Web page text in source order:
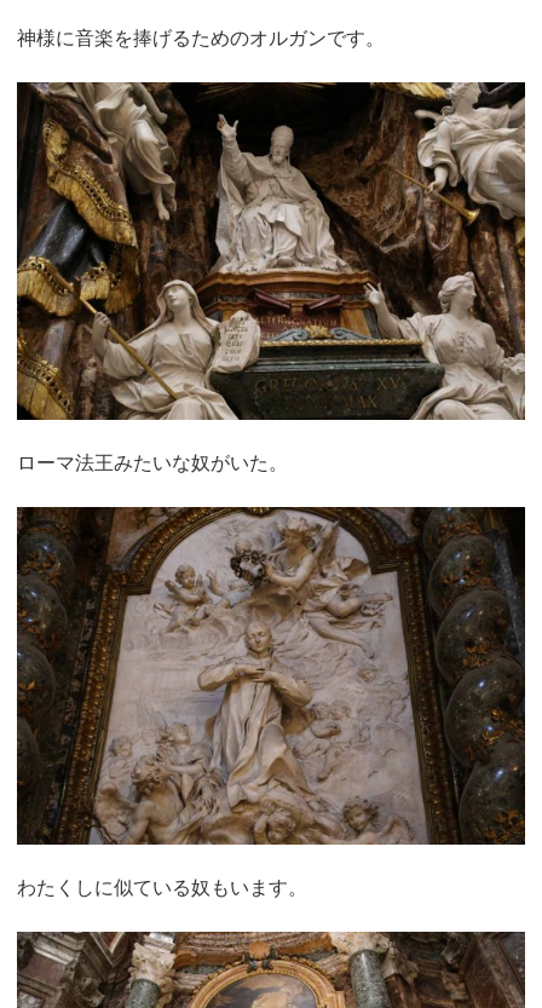
神様に音楽を捧げるためのオルガンです。
ローマ法王みたいな奴がいた。
わたくしに似ている奴もいます。